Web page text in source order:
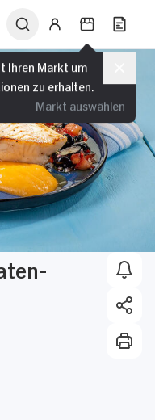
Ihren Markt um
zu erhalten.
Markt auswählen